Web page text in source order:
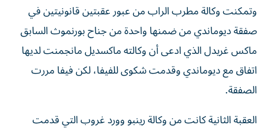
وتمكنت وكالة مطرب الراب من عبور عقبتين قانونيتين في
صفقة ديوماندي من ضمنها واحدة من جناح بورنموث السابق
ماكس غريدل الذي ادعى أن وكالته ماكسديل مانجمنت لديها
اتفاق مع ديوماندي وقدمت شكوى للفيفا، لكن فيفا مررت
الصفقة.
العقبة الثانية كانت من وكالة رينبو وورد غروب التي قدمت